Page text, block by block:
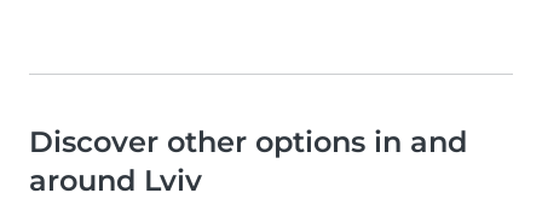
Discover other options in and
around Lviv